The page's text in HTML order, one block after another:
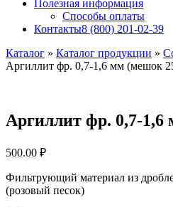
Полезная информация
Способы оплаты
Контакты8 (800) 201-02-39
Каталог » Каталог продукции »
Аргиллит фр. 0,7-1,6 мм (мешок
Аргиллит фр. 0,7-
500.00 ₽
Фильтрующий материал из
(розовый песок)